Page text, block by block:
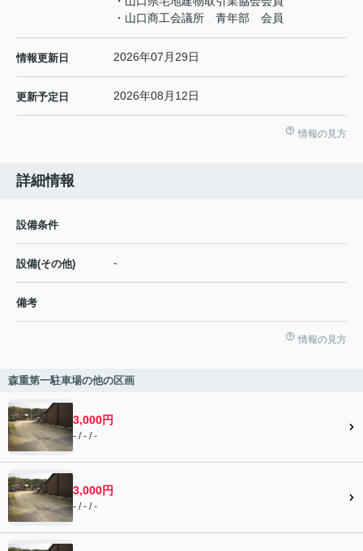
・山口商工会議所 青年部 会員
情報更新日 2026年07月29日
更新予定日 2026年08月12日
情報の見方
詳細情報
設備条件
設備(その他) -
備考
情報の見方
森重第一駐車場の他の区画
3,000円
- / - / -
3,000円
- / - / -